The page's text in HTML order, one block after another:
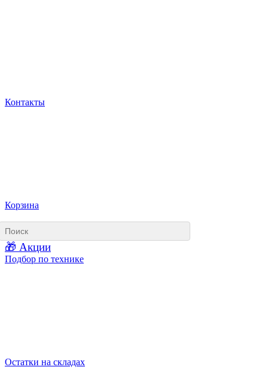
Контакты
Корзина
🎁 Акции
Подбор по технике
Остатки на складах